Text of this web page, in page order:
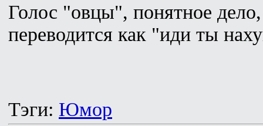
Голос "овцы", понятное
переводится как "иди ты
Тэги: Юмор